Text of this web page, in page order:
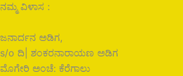
ನಮ್ಮ ವಿಳಾಸ :
ಜನಾರ್ದನ ಅಡಿಗ,
s/o ದಿ| ಶಂಕರನಾರಾಯಣ ಅಡಿಗ
ಮೊಗೇರಿ ಅಂಚೆ: ಕೆರೆಗಾಲು